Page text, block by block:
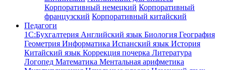
Корпоративный немецкий Корпоративный
французский Корпоративный китайский
Педагоги
1С:Бухгалтерия Английский язык Биология География
Геометрия Информатика Испанский язык История
Китайский язык Коррекция почерка Литература
Логопед Математика Ментальная арифметика